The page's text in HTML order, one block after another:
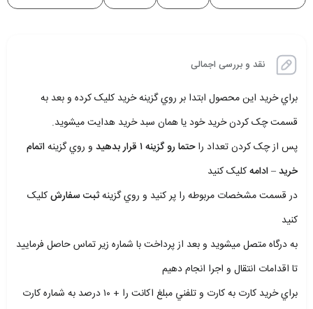
نقد و بررسی اجمالی
براي خريد اين محصول ابتدا بر روي گزينه خريد کليک کرده و بعد به
قسمت چک کردن خريد خود يا همان سبد خريد هدايت ميشويد.
پس از چک کردن تعداد راحتما رو گزينه ۱ قرار بدهيد و روي گزينهاتمام
خريد – ادامهکليک کنيد
در قسمت مشخصات مربوطه را پر کنيد و روي گزينهثبت سفارشکليک
کنيد
به درگاه متصل ميشويد و بعد از پرداخت با شماره زير تماس حاصل فرماييد
تا اقدامات انتقال و اجرا انجام دهيم
براي خريد کارت به کارت و تلفني مبلغ اکانت را + ۱۰ درصد به شماره کارت